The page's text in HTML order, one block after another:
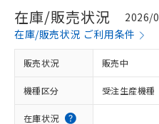
在庫/販売状況
2026/
在庫/販売状況 ご利用条件
販売状況 販売中
機種区分 受注生産機種
在庫状況